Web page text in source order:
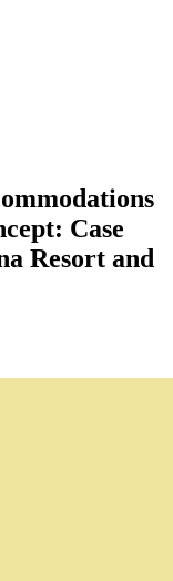
Case
Resort and